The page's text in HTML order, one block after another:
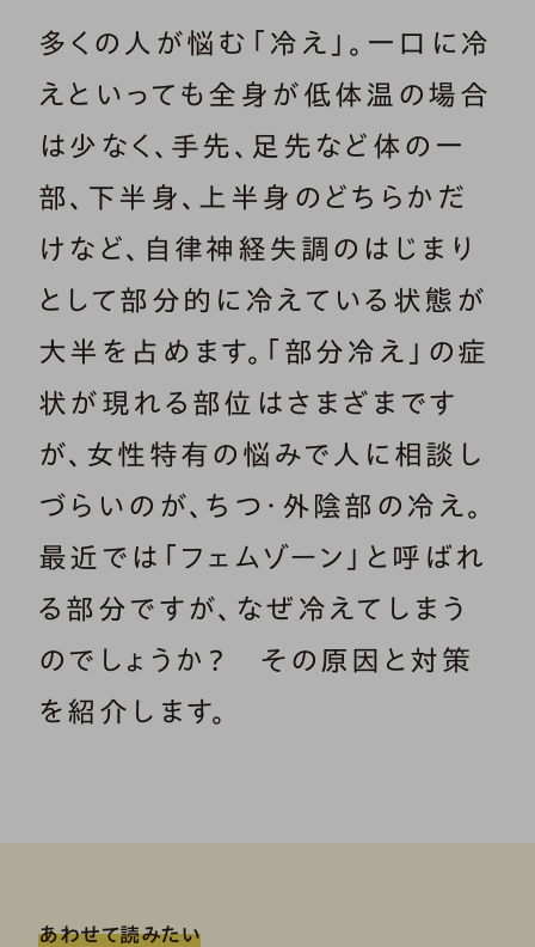
多くの人が悩む「冷え」。一口に冷
えといっても全身が低体温の場合
は少なく、手先、足先など体の一
部、下半身、上半身のどちらかだ
けなど、自律神経失調のはじまり
として部分的に冷えている状態が
大半を占めます。「部分冷え」の症
状が現れる部位はさまざまです
が、女性特有の悩みで人に相談し
づらいのが、ちつ・外陰部の冷え。
最近では「フェムゾーン」と呼ばれ
る部分ですが、なぜ冷えてしまう
のでしょうか？ その原因と対策
を紹介します。
あわせて読みたい